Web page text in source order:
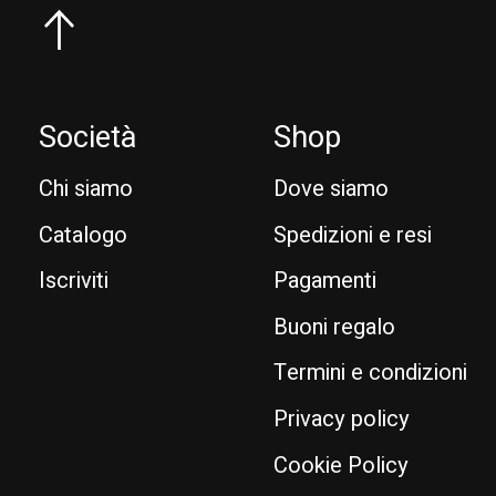
Società
Chi siamo
Catalogo
Iscriviti
Shop
Dove siamo
Spedizioni e resi
Pagamenti
Buoni regalo
Termini e condizioni
Privacy policy
Cookie Policy